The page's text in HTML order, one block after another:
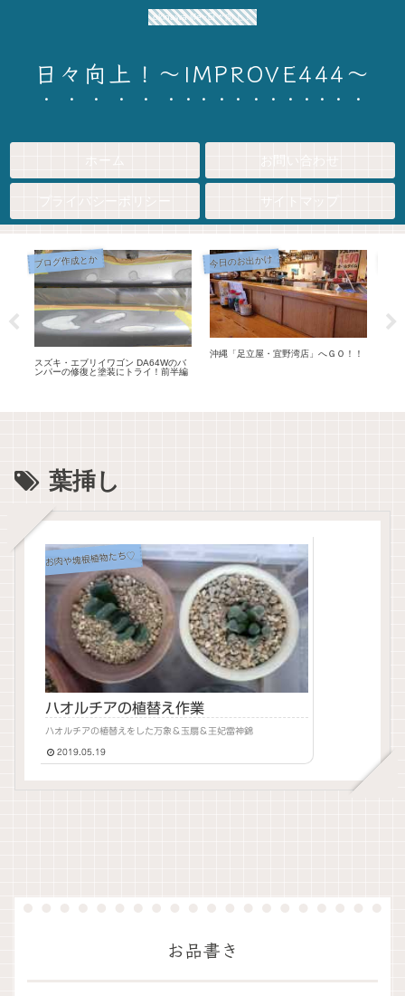
okinawa life~日々向上！
日々向上！～IMPROVE444～
ブログ作成とか
スズキ・エブリイワゴン DA64Wのバ
ンパーの修復と塗装にトライ！前半編
今日のお出かけ
沖縄「足立屋・宜野湾店」へＧＯ！！
葉挿し
お肉や塊根植物たち♡
ハオルチアの植替え作業
ハオルチアの植替えをした万象＆玉扇＆王妃雷神錦
2019.05.19
お品書き